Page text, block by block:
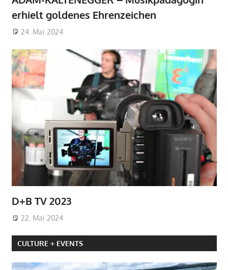
erhielt goldenes Ehrenzeichen
24. Mai 2024
D+B TV 2023
22. Mai 2024
CULTURE + EVENTS